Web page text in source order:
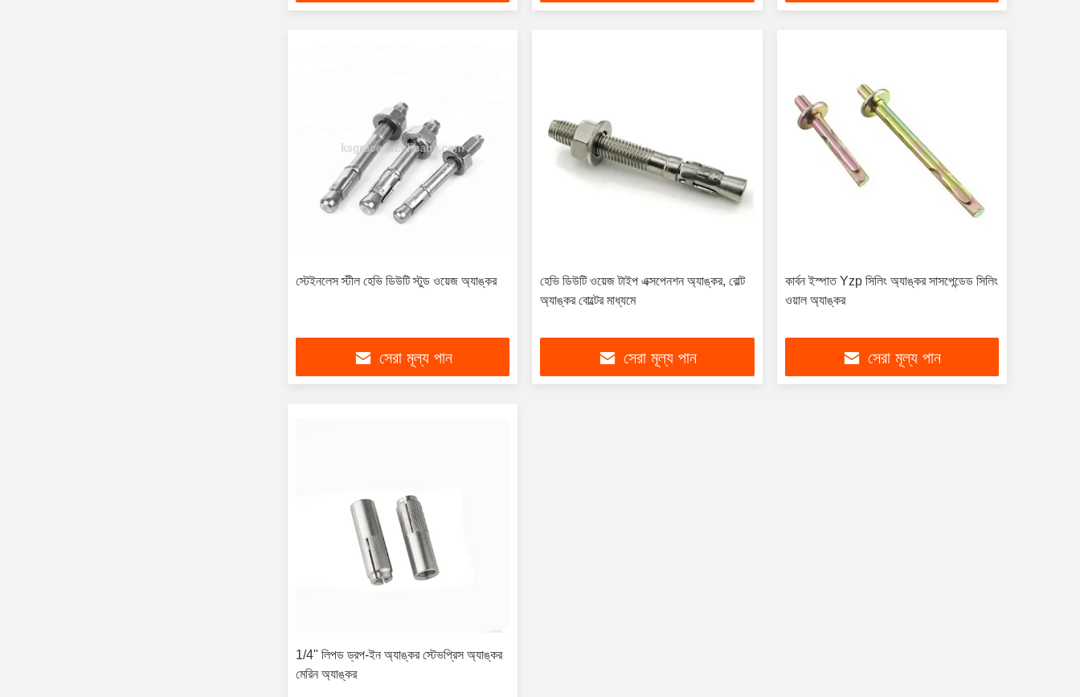
স্টেইনলেস স্টীল হেভি ডিউটি ​​স্টুড ওয়েজ অ্যাঙ্কর
সেরা মূল্য পান
হেভি ডিউটি ​​ওয়েজ টাইপ এক্সপেনশন অ্যাঙ্কর, বোল্ট
অ্যাঙ্কর বোল্টের মাধ্যমে
সেরা মূল্য পান
কার্বন ইস্পাত Yzp সিলিং অ্যাঙ্কর সাসপেন্ডেড সিলিং
ওয়াল অ্যাঙ্কর
সেরা মূল্য পান
1/4" লিপড ড্রপ-ইন অ্যাঙ্কর স্টেভপ্রিস অ্যাঙ্কর
মেরিন অ্যাঙ্কর